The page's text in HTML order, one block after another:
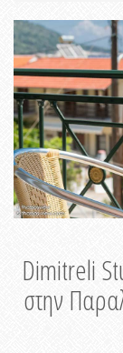
Dimitreli
στην